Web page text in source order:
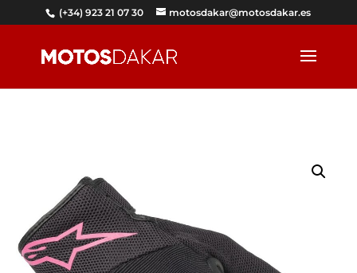
(+34) 923 21 07 30 motosdakar@motosdakar.es